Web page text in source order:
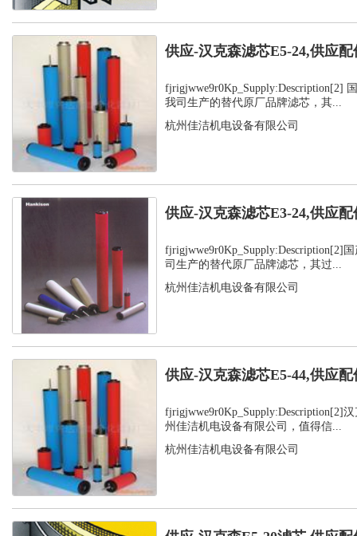
供应-汉克森滤芯E5-24,供应配
fjrigjwwe9r0Kp_Supply:Description[2]
我司生产的替代原厂品牌滤芯，其...
杭州佳洁机电设备有限公司
供应-汉克森滤芯E3-24,供应配
fjrigjwwe9r0Kp_Supply:Description[2]
司生产的替代原厂品牌滤芯，其过...
杭州佳洁机电设备有限公司
供应-汉克森滤芯E5-44,供应配
fjrigjwwe9r0Kp_Supply:Description[2]
州佳洁机电设备有限公司，值得信...
杭州佳洁机电设备有限公司